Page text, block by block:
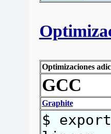
Optimizaciones
GCC
Graphite
$ export